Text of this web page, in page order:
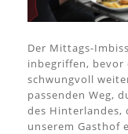
Der Mittags-
inbegriffen, bevor
schwungvoll
passenden Weg,
des Hinterlandes,
unserem Gasthof